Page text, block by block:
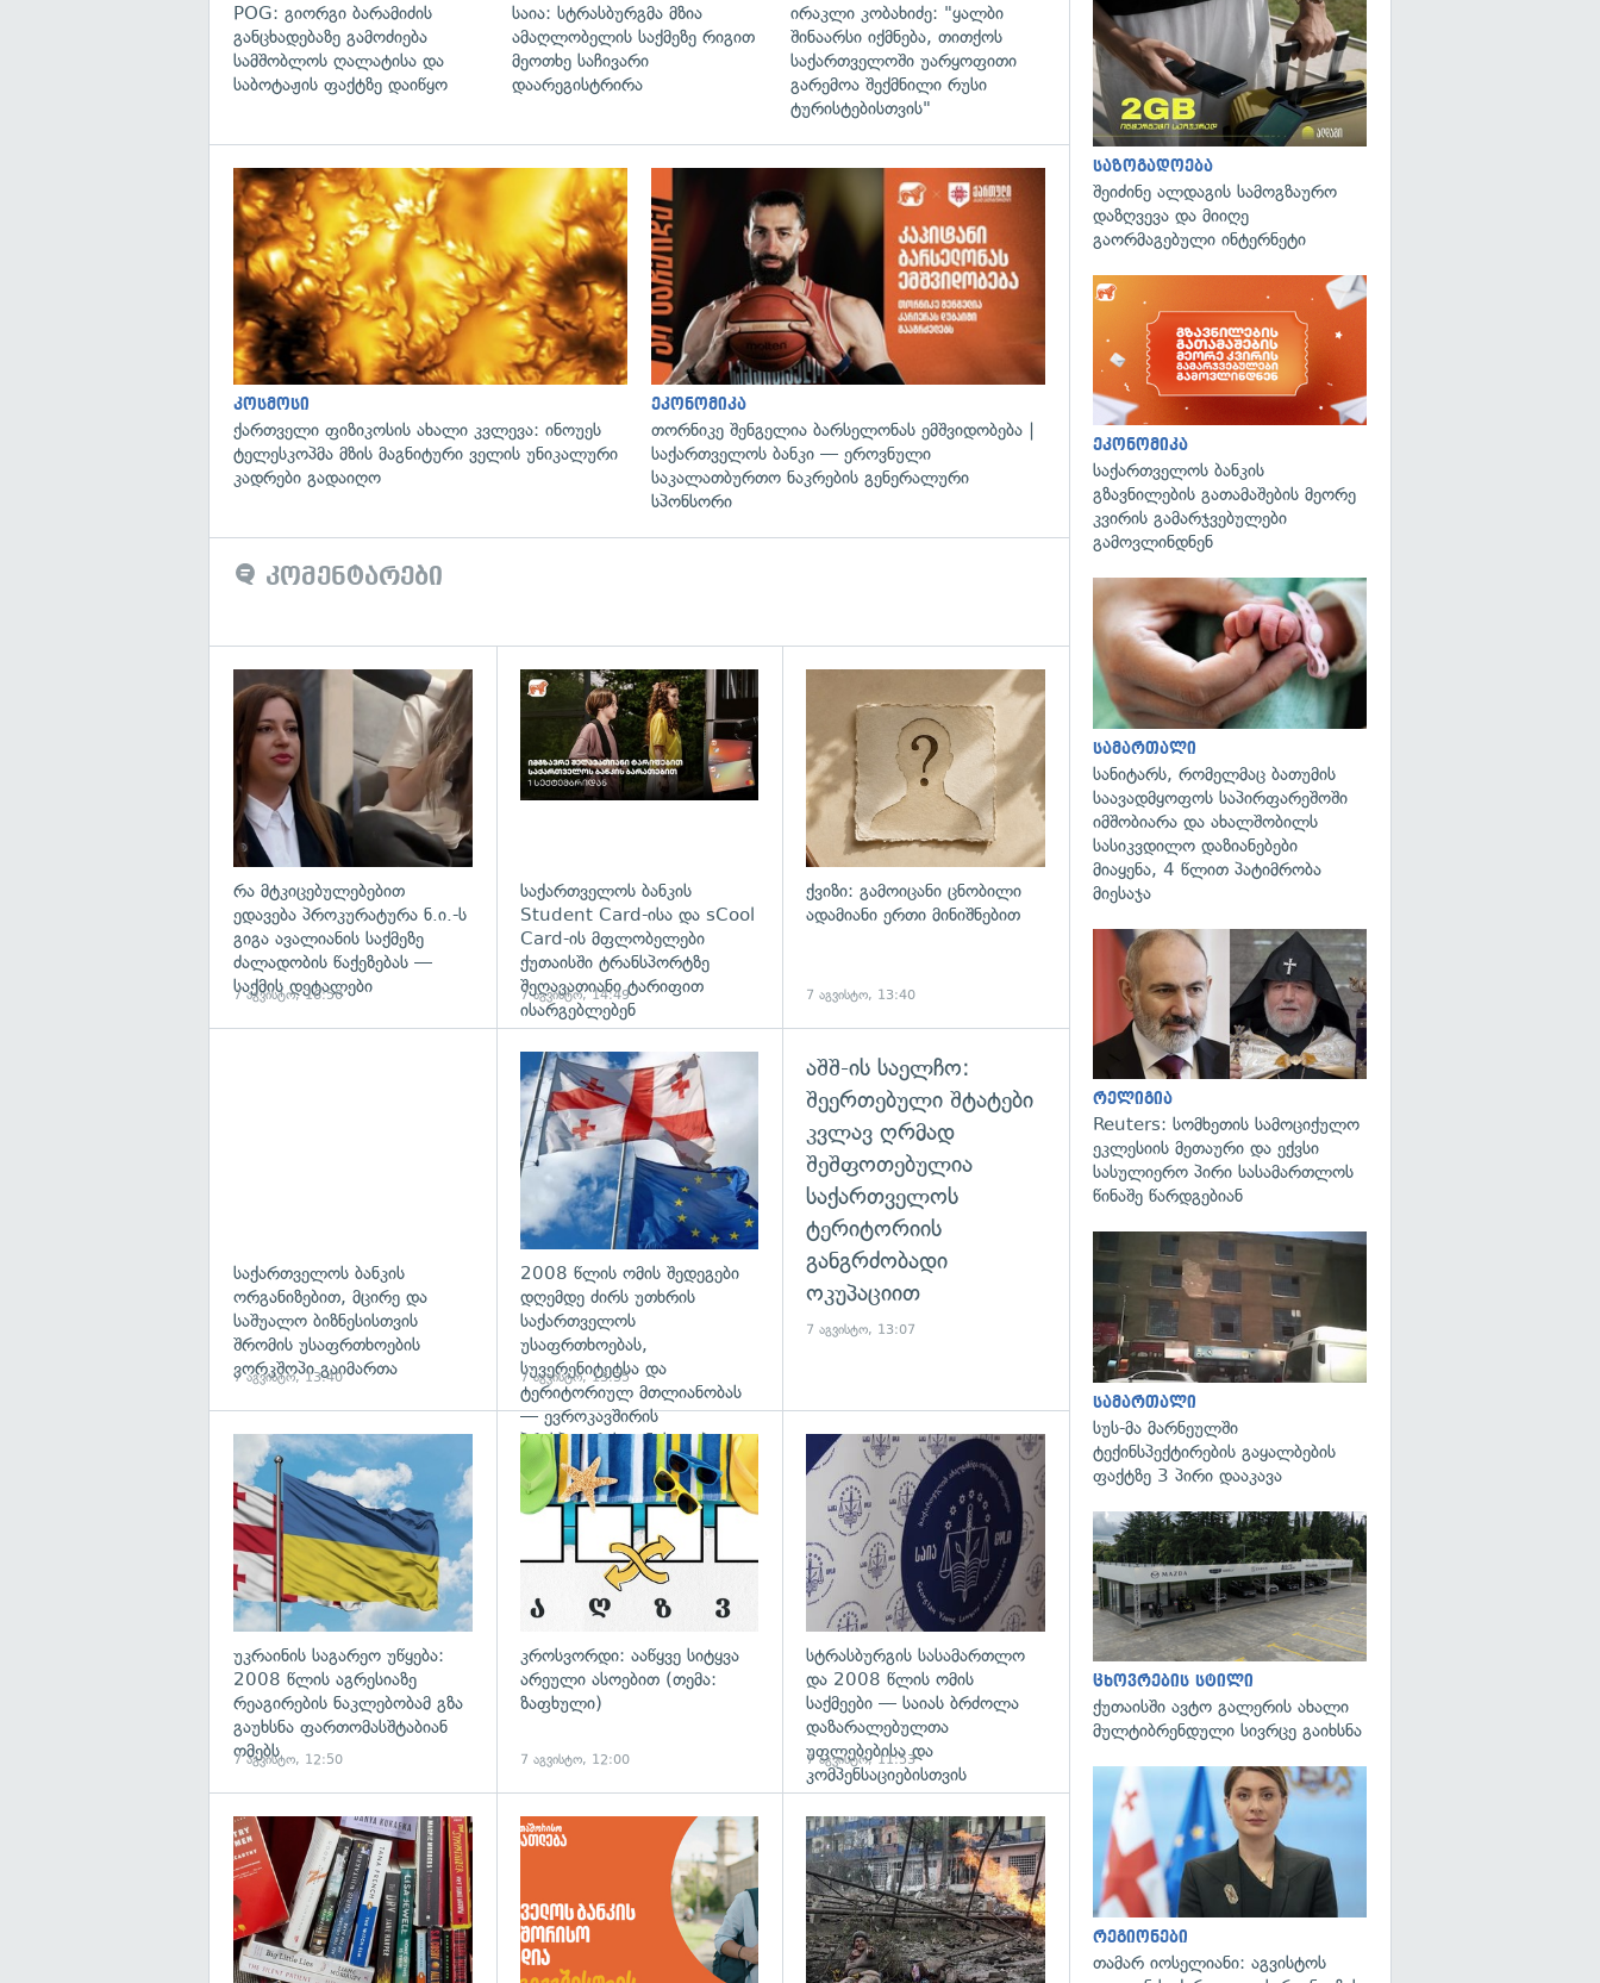
POG: გიორგი ბარამიძის
განცხადებაზე გამოძიება
სამშობლოს ღალატისა და
საბოტაჟის ფაქტზე დაიწყო
საია: სტრასბურგმა მზია
ამაღლობელის საქმეზე რიგით
მეოთხე საჩივარი
დაარეგისტრირა
ირაკლი კობახიძე: "ყალბი
შინაარსი იქმნება, თითქოს
საქართველოში უარყოფითი
გარემოა შექმნილი რუსი
ტურისტებისთვის"
კოსმოსი
ქართველი ფიზიკოსის ახალი კვლევა: ინოუეს
ტელესკოპმა მზის მაგნიტური ველის უნიკალური
კადრები გადაიღო
ეკონომიკა
თორნიკე შენგელია ბარსელონას ემშვიდობება |
საქართველოს ბანკი — ეროვნული
საკალათბურთო ნაკრების გენერალური
სპონსორი
კომენტარები
გადახედვა
რა მტკიცებულებებით
ედავება პროკურატურა ნ.ი.-ს
გიგა ავალიანის საქმეზე
ძალადობის წაქეზებას —
საქმის დეტალები
7 აგვისტო, 16:50
საქართველოს ბანკის
Student Card-ისა და sCool
Card-ის მფლობელები
ქუთაისში ტრანსპორტზე
შეღავათიანი ტარიფით
ისარგებლებენ
7 აგვისტო, 14:49
ქვიზი: გამოიცანი ცნობილი
ადამიანი ერთი მინიშნებით
7 აგვისტო, 13:40
საქართველოს ბანკის
ორგანიზებით, მცირე და
საშუალო ბიზნესისთვის
შრომის უსაფრთხოების
ვორკშოპი გაიმართა
7 აგვისტო, 13:40
გადახედვა
2008 წლის ომის შედეგები
დღემდე ძირს უთხრის
საქართველოს
უსაფრთხოებას,
სუვერენიტეტსა და
ტერიტორიულ მთლიანობას
— ევროკავშირის
პრესპიკერის განცხადება
7 აგვისტო, 13:35
აშშ-ის საელჩო:
შეერთებული შტატები
კვლავ ღრმად
შეშფოთებულია
საქართველოს
ტერიტორიის
განგრძობადი
ოკუპაციით
7 აგვისტო, 13:07
გადახედვა
უკრაინის საგარეო უწყება:
2008 წლის აგრესიაზე
რეაგირების ნაკლებობამ გზა
გაუხსნა ფართომასშტაბიან
ომებს
7 აგვისტო, 12:50
გადახედვა
კროსვორდი: ააწყვე სიტყვა
არეული ასოებით (თემა:
ზაფხული)
7 აგვისტო, 12:00
გადახედვა
სტრასბურგის სასამართლო
და 2008 წლის ომის
საქმეები — საიას ბრძოლა
დაზარალებულთა
უფლებებისა და
კომპენსაციებისთვის
7 აგვისტო, 11:53
გადახედვა გადახედვა
საზოგადოება
შეიძინე ალდაგის სამოგზაურო
დაზღვევა და მიიღე
გაორმაგებული ინტერნეტი
ეკონომიკა
საქართველოს ბანკის
გზავნილების გათამაშების მეორე
კვირის გამარჯვებულები
გამოვლინდნენ
სამართალი
სანიტარს, რომელმაც ბათუმის
საავადმყოფოს საპირფარეშოში
იმშობიარა და ახალშობილს
სასიკვდილო დაზიანებები
მიაყენა, 4 წლით პატიმრობა
მიესაჯა
რელიგია
Reuters: სომხეთის სამოციქულო
ეკლესიის მეთაური და ექვსი
სასულიერო პირი სასამართლოს
წინაშე წარდგებიან
სამართალი
სუს-მა მარნეულში
ტექინსპექტირების გაყალბების
ფაქტზე 3 პირი დააკავა
ცხოვრების სტილი
ქუთაისში ავტო გალერის ახალი
მულტიბრენდული სივრცე გაიხსნა
რეგიონები
თამარ იოსელიანი: აგვისტოს